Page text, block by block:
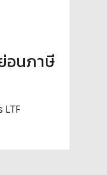
อนภาษี
LTF